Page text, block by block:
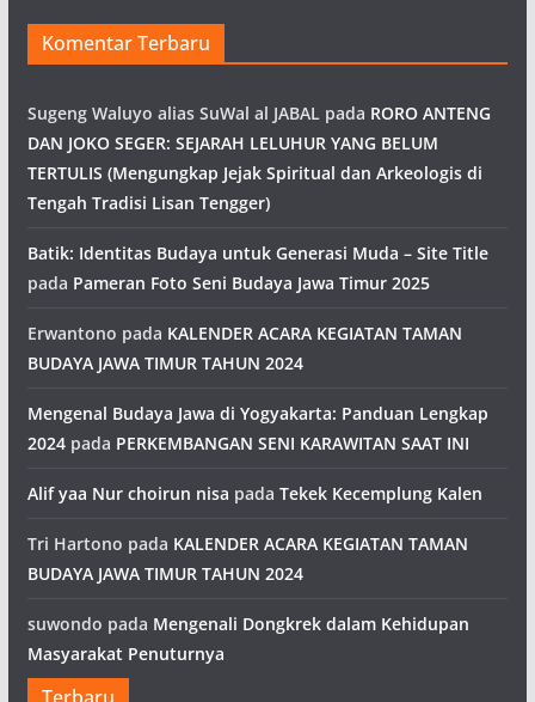
Komentar Terbaru
Sugeng Waluyo alias SuWal al JABAL pada RORO ANTENG
DAN JOKO SEGER: SEJARAH LELUHUR YANG BELUM
TERTULIS (Mengungkap Jejak Spiritual dan Arkeologis di
Tengah Tradisi Lisan Tengger)
Batik: Identitas Budaya untuk Generasi Muda – Site Title
pada Pameran Foto Seni Budaya Jawa Timur 2025
Erwantono pada KALENDER ACARA KEGIATAN TAMAN
BUDAYA JAWA TIMUR TAHUN 2024
Mengenal Budaya Jawa di Yogyakarta: Panduan Lengkap
2024pada PERKEMBANGAN SENI KARAWITAN SAAT INI
Alif yaa Nur choirun nisa pada Tekek Kecemplung Kalen
Tri Hartono pada KALENDER ACARA KEGIATAN TAMAN
BUDAYA JAWA TIMUR TAHUN 2024
suwondo pada Mengenali Dongkrek dalam Kehidupan
Masyarakat Penuturnya